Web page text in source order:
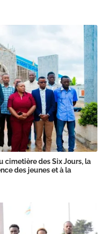
cimetière des Six Jours, la
des jeunes et à la